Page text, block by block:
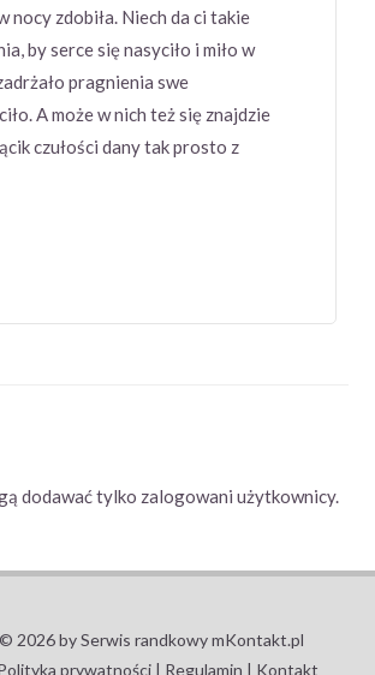
nocy zdobiła. Niech da ci takie
by serce się nasyciło i miło w
pragnienia swe
A może w nich też się znajdzie
czułości dany tak prosto z
dodawać tylko zalogowani użytkownicy.
2026 by Serwis randkowy mKontakt.pl
prywatności | Regulamin | Kontakt